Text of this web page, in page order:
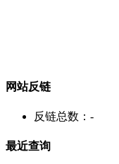
网站反链
反链总数： -
最近查询